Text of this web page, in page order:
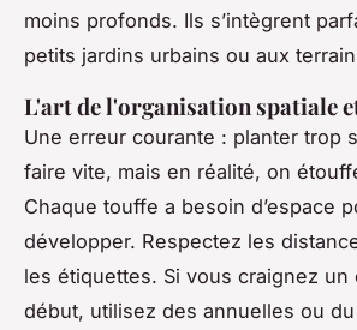
moins profonds. Ils s’intègrent
petits jardins urbains ou aux
L'art de l'organisation spatiale
Une erreur courante : planter trop
faire vite, mais en réalité, on
Chaque touffe a besoin d’espace
développer. Respectez les
les étiquettes. Si vous craignez un
début, utilisez des annuelles ou